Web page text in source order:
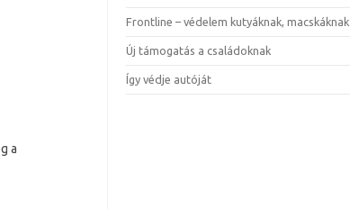
a
Frontline – védelem kutyáknak, macskáknak
Új támogatás a családoknak
Így védje autóját